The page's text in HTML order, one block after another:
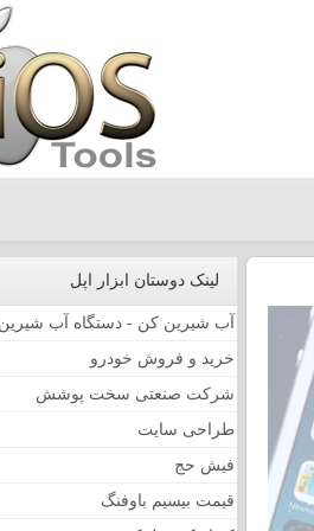
لینک دوستان ابزار اپل
آب شیرین کن - دستگاه آب
خرید و فروش خودرو
شرکت صنعتی سخت پوشش
طراحی سایت
فیش حج
قیمت بیسیم باوفنگ